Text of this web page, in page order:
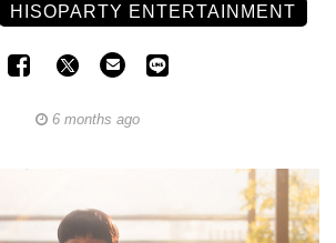
HISOPARTY ENTERTAINMENT
6 months ago